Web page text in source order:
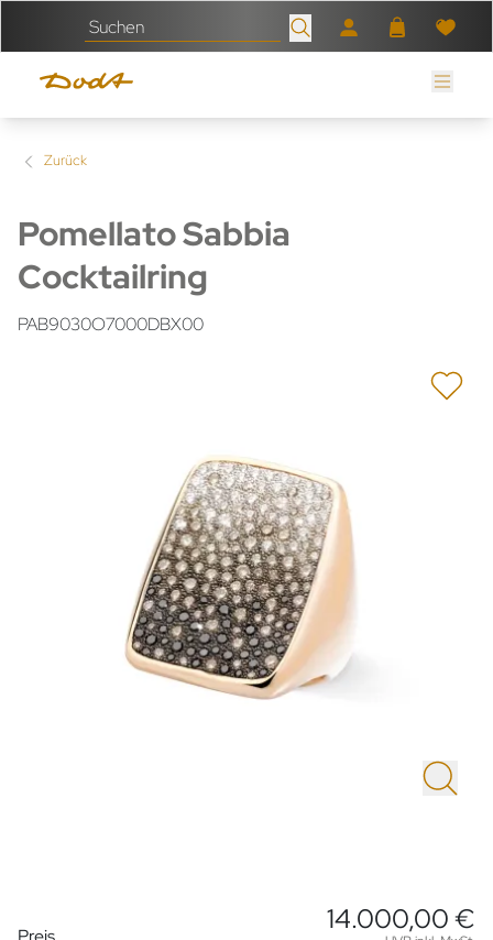
Zurück
Pomellato Sabbia
Cocktailring
PAB9030O7000DBX00
Preisinformationen 14.000,00 €